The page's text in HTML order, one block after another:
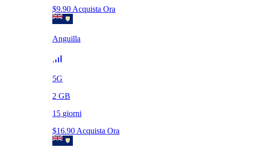
$9.90 Acquista Ora
Anguilla
5G
2 GB
15 giorni
$16.90 Acquista Ora